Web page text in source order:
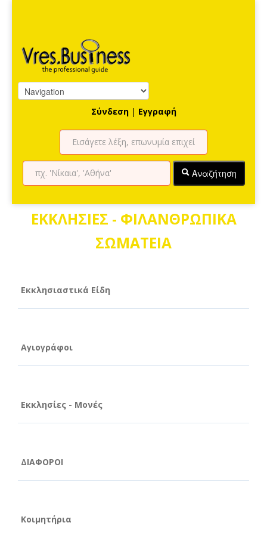
Σύνδεση | Εγγραφή
Αναζήτηση
ΕΚΚΛΗΣΙΕΣ - ΦΙΛΑΝΘΡΩΠΙΚΑ
ΣΩΜΑΤΕΙΑ
Εκκλησιαστικά Είδη
Αγιογράφοι
Εκκλησίες - Μονές
ΔΙΑΦΟΡΟΙ
Κοιμητήρια